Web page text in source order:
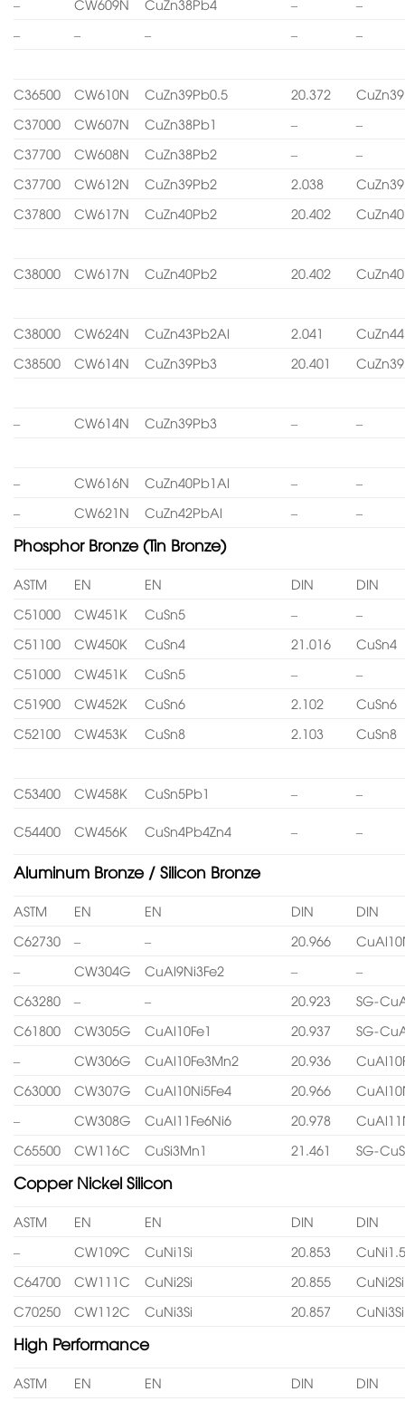
– CW609N CuZn38Pb4 –
–
–
– – – –
C36500 CW610N CuZn39Pb0.5 20.372
C37000
CW607N CuZn38Pb1 –
–
C37700
CW608N CuZn38Pb2 –
–
C37700
CW612N CuZn39Pb2 2.038
C37800
CW617N CuZn40Pb2 20.402
C38000 CW617N CuZn40Pb2 20.402
C38000 CW624N CuZn43Pb2Al 2.041
C38500
CW614N CuZn39Pb3 20.401
– CW614N CuZn39Pb3 – –
– CW616N CuZn40Pb1Al –
–
–
CW621N CuZn42PbAl – –
Phosphor Bronze (Tin Bronze)
ASTM EN EN DIN
DIN
C51000
CW451K CuSn5 –
–
C51100
CW450K CuSn4 21.016
CuSn4
C51000
CW451K CuSn5 –
–
C51900
CW452K CuSn6 2.102
CuSn6
C52100
CW453K CuSn8 2.103 CuSn8
C53400 CW458K CuSn5Pb1 – –
C54400 CW456K CuSn4Pb4Zn4 – –
Aluminum Bronze / Silicon Bronze
ASTM EN EN DIN
DIN
C62730
– – 20.966
–
CW304G CuAl9Ni3Fe2 –
–
C63280
– – 20.923
SG-
C61800
CW305G CuAl10Fe1 20.937
SG-
–
CW306G CuAl10Fe3Mn2 20.936
C63000
CW307G CuAl10Ni5Fe4 20.966
–
CW308G CuAl11Fe6Ni6 20.978
C65500
CW116C CuSi3Mn1 21.461 SG-
Copper Nickel Silicon
ASTM EN EN DIN
DIN
–
CW109C CuNi1Si 20.853
C64700
CW111C CuNi2Si 20.855
CuNi2Si
C70250
CW112C CuNi3Si 20.857 CuNi3Si
High Performance
ASTM EN EN DIN DIN